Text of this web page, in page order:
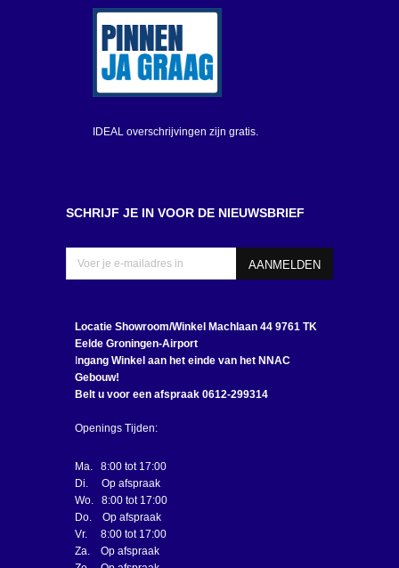
IDEAL overschrijvingen zijn gratis.
SCHRIJF JE IN VOOR DE NIEUWSBRIEF
Locatie Showroom/Winkel Machlaan 44 9761 TK
Eelde Groningen-Airport
ngang Winkel aan het einde van het NNAC
Gebouw!
Belt u voor een afspraak 0612-299314
Openings Tijden:
Ma. 8:00 tot 17:00
Di. Op afspraak
Wo. 8:00 tot 17:00
Do. Op afspraak
Vr. 8:00 tot 17:00
Za. Op afspraak